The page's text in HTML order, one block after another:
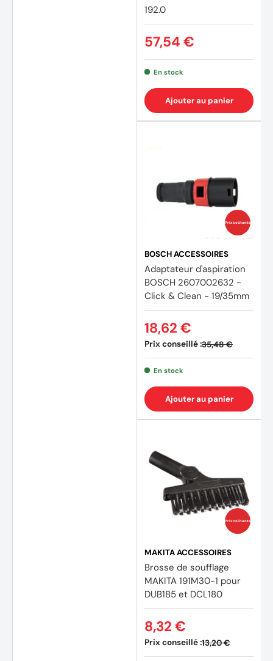
192.0
57,54 €
En stock
Ajouter au panier
Prix coûtants
BOSCH ACCESSOIRES
Adaptateur d'aspiration
BOSCH 2607002632 -
Click & Clean - 19/35mm
Prix conseillé :35,48 €
18,62 €
En stock
Ajouter au panier
Prix coûtants
MAKITA ACCESSOIRES
Brosse de soufflage
MAKITA 191M30-1 pour
DUB185 et DCL180
Prix conseillé :13,20 €
8,32 €